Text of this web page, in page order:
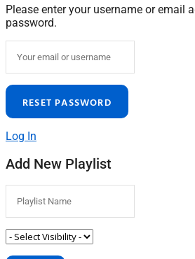
Please enter your username or email
password.
Log In
Add New Playlist